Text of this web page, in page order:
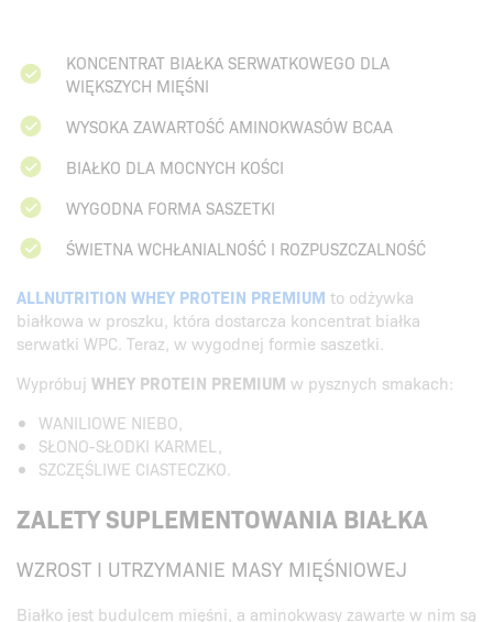
KONCENTRAT BIAŁKA SERWATKOWEGO DLA
WIĘKSZYCH MIĘŚNI
WYSOKA ZAWARTOŚĆ AMINOKWASÓW BCAA
BIAŁKO DLA MOCNYCH KOŚCI
WYGODNA FORMA SASZETKI
ŚWIETNA WCHŁANIALNOŚĆ I ROZPUSZCZALNOŚĆ
ALLNUTRITION WHEY PROTEIN PREMIUM to odżywka
białkowa w proszku, która dostarcza koncentrat białka
serwatki WPC. Teraz, w wygodnej formie saszetki.
Wypróbuj WHEY PROTEIN PREMIUM w pysznych smakach:
WANILIOWE NIEBO,
SŁONO-SŁODKI KARMEL,
SZCZĘŚLIWE CIASTECZKO.
ZALETY SUPLEMENTOWANIA BIAŁKA
WZROST I UTRZYMANIE MASY MIĘŚNIOWEJ
Białko jest budulcem mięśni, a aminokwasy zawarte w nim są